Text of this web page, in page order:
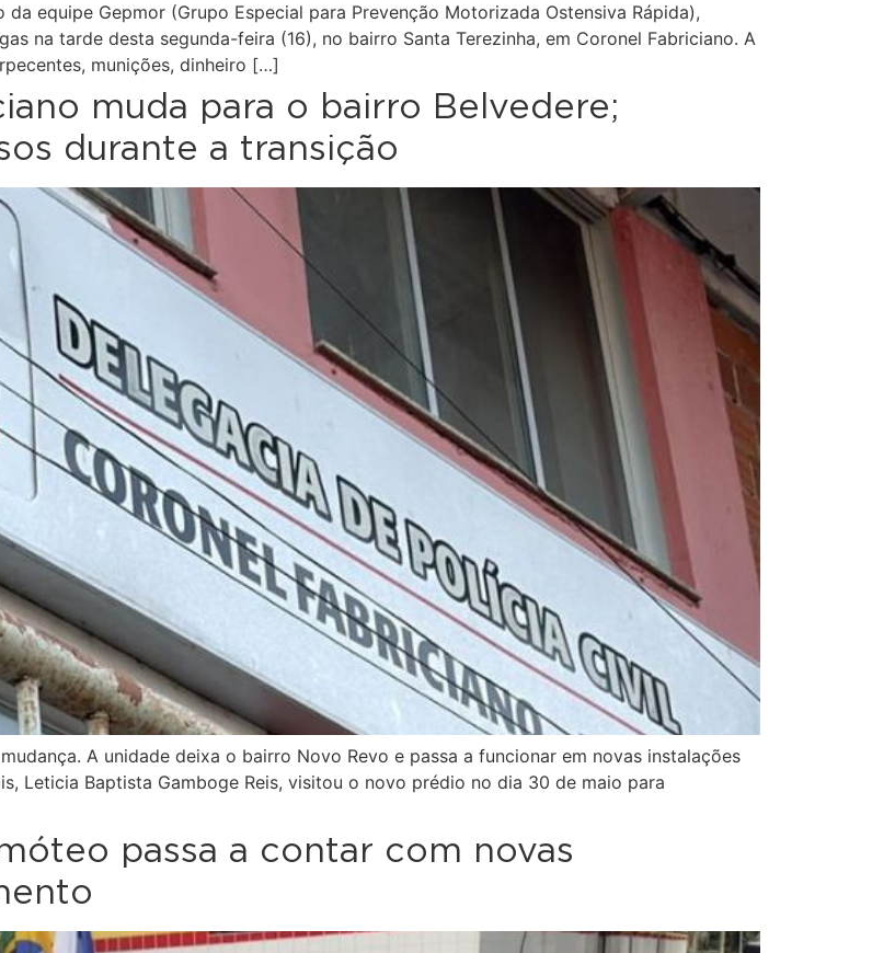
equipe Gepmor (Grupo Especial para Prevenção Motorizada Ostensiva Rápida),
na tarde desta segunda-feira (16), no bairro Santa Terezinha, em Coronel Fabriciano. A
munições, dinheiro […]
muda para o bairro Belvedere;
durante a transição
A unidade deixa o bairro Novo Revo e passa a funcionar em novas instalações
Leticia Baptista Gamboge Reis, visitou o novo prédio no dia 30 de maio para
passa a contar com novas